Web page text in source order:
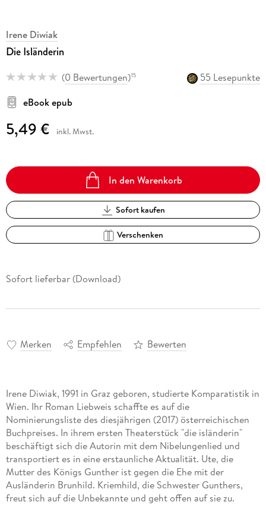
Irene Diwiak
Die Isländerin
(0 Bewertungen)15
55 Lesepunkte
eBook epub
5,49 € inkl. Mwst.
In den Warenkorb
Sofort kaufen
Verschenken
Sofort lieferbar (Download)
Merken Empfehlen Bewerten
Irene Diwiak, 1991 in Graz geboren, studierte Komparatistik in
Wien. Ihr Roman Liebweis schaffte es auf die
Nominierungsliste des diesjährigen (2017) österreichischen
Buchpreises. In ihrem ersten Theaterstück "die isländerin"
beschäftigt sich die Autorin mit dem Nibelungenlied und
transportiert es in eine erstaunliche Aktualität. Ute, die
Mutter des Königs Gunther ist gegen die Ehe mit der
Ausländerin Brunhild. Kriemhild, die Schwester Gunthers,
freut sich auf die Unbekannte und geht offen auf sie zu.